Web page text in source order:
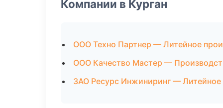
Компании в Курган
ООО Техно Партнер — Литейное
ООО Качество Мастер —
ЗАО Ресурс Инжиниринг — Литейное